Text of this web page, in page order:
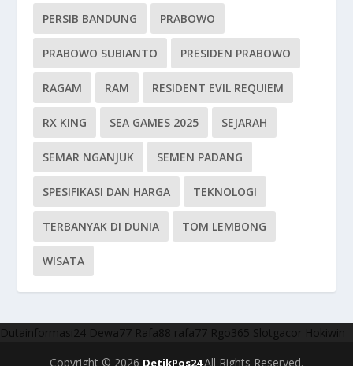
PERSIB BANDUNG PRABOWO
PRABOWO SUBIANTO PRESIDEN PRABOWO
RAGAM RAM RESIDENT EVIL REQUIEM
RX KING SEA GAMES 2025 SEJARAH
SEMAR NGANJUK SEMEN PADANG
SPESIFIKASI DAN HARGA TEKNOLOGI
TERBANYAK DI DUNIA TOM LEMBONG
WISATA
Dutainformasi24 Dewa77 Rafa88 rafa77 Rgo365 Slotgacor Hokiwin
Copyright © 2026 DetikPos24All Rights Reserved.